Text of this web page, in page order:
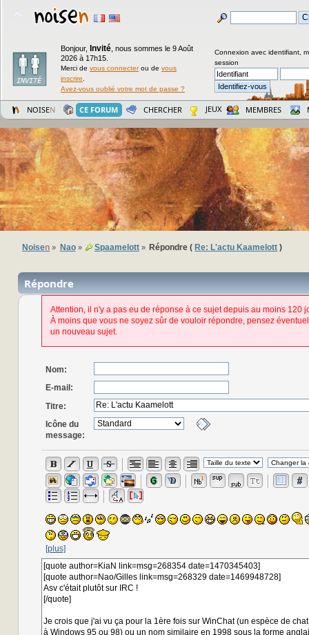
Bonjour, Invité nous sommes le 9 Août
2026 à 17h15.
Merci de vous connecterou de vous
inscrire
Avez-vous oublié votre mot de passe ?
Connexion avec identifiant,
session
NOISEN CE FORUM CHERCHER JEUX MEMBRES
Noisen » Nao» Spaamelott» Répondre ( Re: L'actu Kaamelott )
Répondre
Attention, il n'y a pas eu de réponse à ce sujet depuis au moins 120
À moins que vous ne soyez sûr de vouloir répondre, pensez
un nouveau sujet.
Nom:
E-mail:
Titre:
Icône du
message:
[plus]